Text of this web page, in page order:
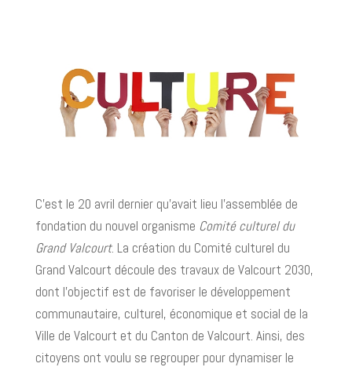
C’est le 20 avril dernier qu’avait lieu l’assemblée de
fondation du nouvel organisme Comité culturel du
Grand Valcourt. La création du Comité culturel du
Grand Valcourt découle des travaux de Valcourt 2030,
dont l’objectif est de favoriser le développement
communautaire, culturel, économique et social de la
Ville de Valcourt et du Canton de Valcourt. Ainsi, des
citoyens ont voulu se regrouper pour dynamiser le